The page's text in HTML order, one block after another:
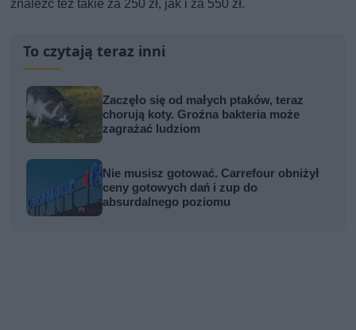
znaleźć też takie za 250 zł, jak i za 550 zł.
To czytają teraz inni
Zaczęło się od małych ptaków, teraz
chorują koty. Groźna bakteria może
zagrażać ludziom
Nie musisz gotować. Carrefour obniżył
ceny gotowych dań i zup do
absurdalnego poziomu